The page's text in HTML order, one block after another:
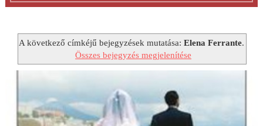
A következő címkéjű bejegyzések mutatása: Elena Ferrante.
Összes bejegyzés megjelenítése